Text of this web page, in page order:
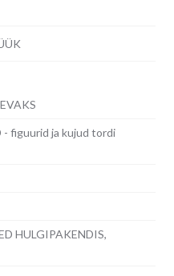
- figuurid ja kujud tordi
HULGIPAKENDIS,